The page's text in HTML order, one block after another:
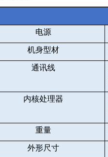
电源
机身型材
通讯线
内核处理器
重量
外形尺寸